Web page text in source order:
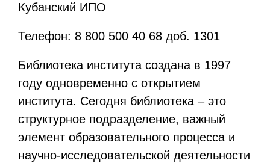
Кубанский ИПО
Телефон: 8 800 500 40 68 доб. 1301
Библиотека института создана в 1997
году одновременно с открытием
института. Сегодня библиотека – это
структурное подразделение, важный
элемент образовательного процесса и
научно-исследовательской деятельности